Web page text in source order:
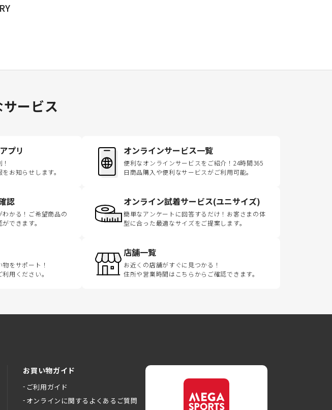
ービス
プリ
お知らせします。
オンラインサービス一覧
便利なオンラインサービスをご紹介！24時間365
日商品購入や便利なサービスがご利用可能。
認
かる！ご希望商品の
できます。
オンライン試着サービス(ユニサイズ)
簡単なアンケートに回答するだけ！お客さまの体
型に合った最適なサイズをご提案します。
をサポート！
用ください。
店舗一覧
お近くの店舗がすぐに見つかる！
住所や営業時間はこちらからご確認できます。
お買い物ガイド
ご利用ガイド
オンラインに関するよくあるご質問